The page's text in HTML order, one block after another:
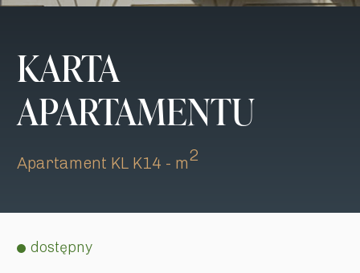
KARTA
APARTAMENTU
Apartament KL K14 - m2
dostępny